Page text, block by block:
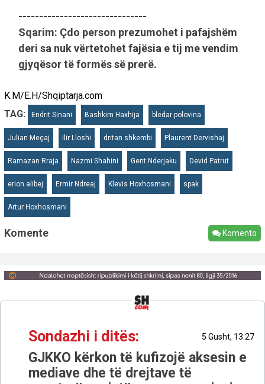
-------------------------------
Sqarim: Çdo person prezumohet i pafajshëm
deri sa nuk vërtetohet fajësia e tij me vendim
gjyqësor të formës së prerë.
K.M/E.H/Shqiptarja.com
TAG:
Endrit Sinani Bashkim Haxhija bledar polovina
Julian Meçaj Ilir Lloshi dritan shkembi Plaurent Dervishaj
Ramazan Rraja Nazmi Shahini Gent Nderjaku Devid Patrut
erion alibej Ermir Ndreaj Klevis Hoxhosmani spak
Artur Hoxhosmani
Komente Komento
Sondazhi i ditës: 5 Gusht, 13:27
GJKKO kërkon të kufizojë aksesin e
mediave dhe të drejtave të